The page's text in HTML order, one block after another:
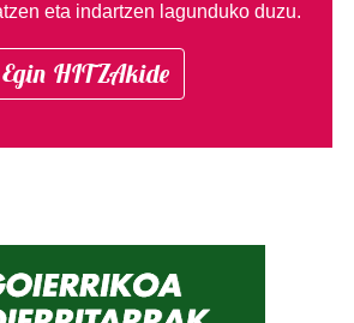
eta indartzen lagunduko duzu.
Egin HITZAkide